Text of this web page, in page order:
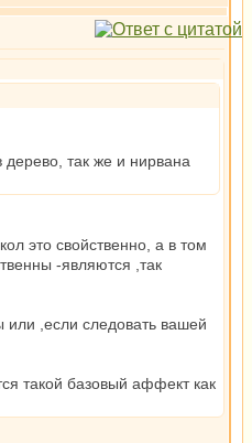
так же и нирвана
это свойственно, а в том
-являются ,так
или ,если следовать вашей
такой базовый аффект как